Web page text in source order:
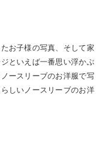
お子様の写真、そして家
といえば一番思い浮かぶ
ースリーブのお洋服で写
しいノースリーブのお洋